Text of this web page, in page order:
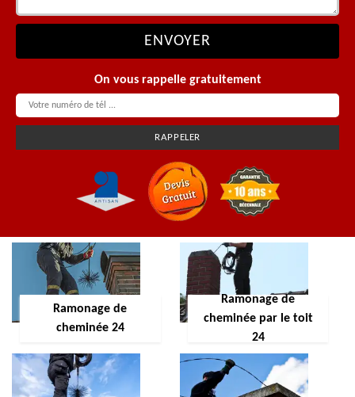
On vous rappelle gratuitement
Ramonage de
cheminée 24
Ramonage de
cheminée par le toit
24